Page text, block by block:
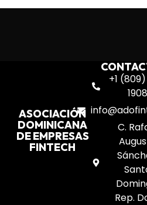
ASOCIACIÓN
DOMINICANA
DE EMPRESAS
FINTECH
+1
1908
C.
Rep.